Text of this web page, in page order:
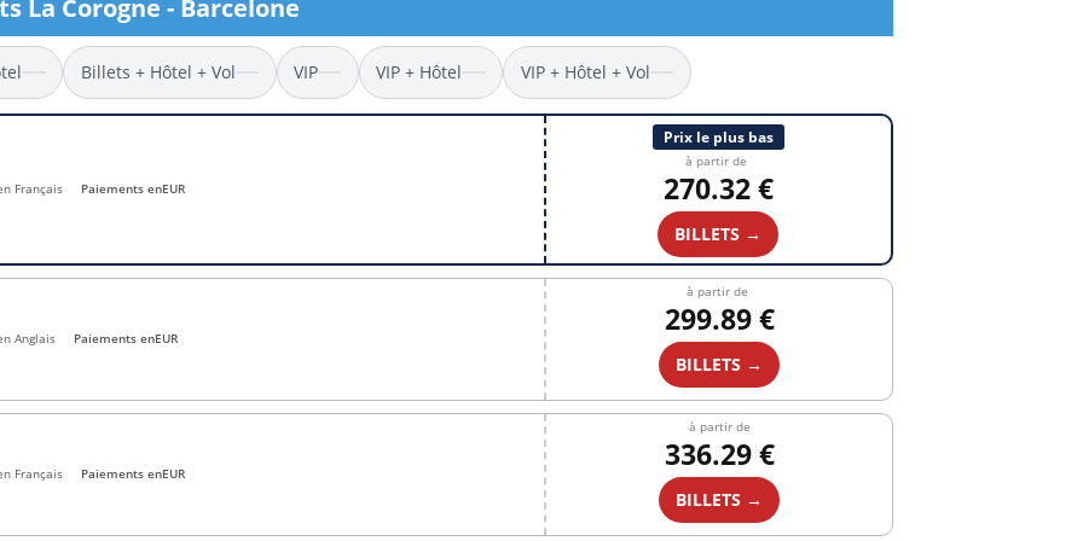
Billets Coupe d’Asie 2027
Billets Euro 2028
Billets Copa América
Corogne - Barcelone
Billets + Hôtel + Vol VIP VIP + Hôtel VIP + Hôtel + Vol
Français Paiements enEUR
Prix le plus bas
à partir de
270.32 €
BILLETS →
Anglais Paiements enEUR
à partir de
299.89 €
BILLETS →
Français Paiements enEUR
à partir de
336.29 €
BILLETS →